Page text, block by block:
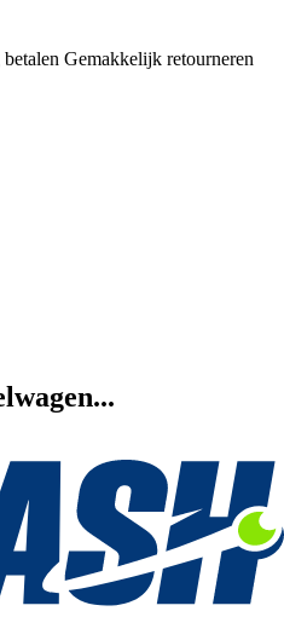
Gemakkelijk retourneren